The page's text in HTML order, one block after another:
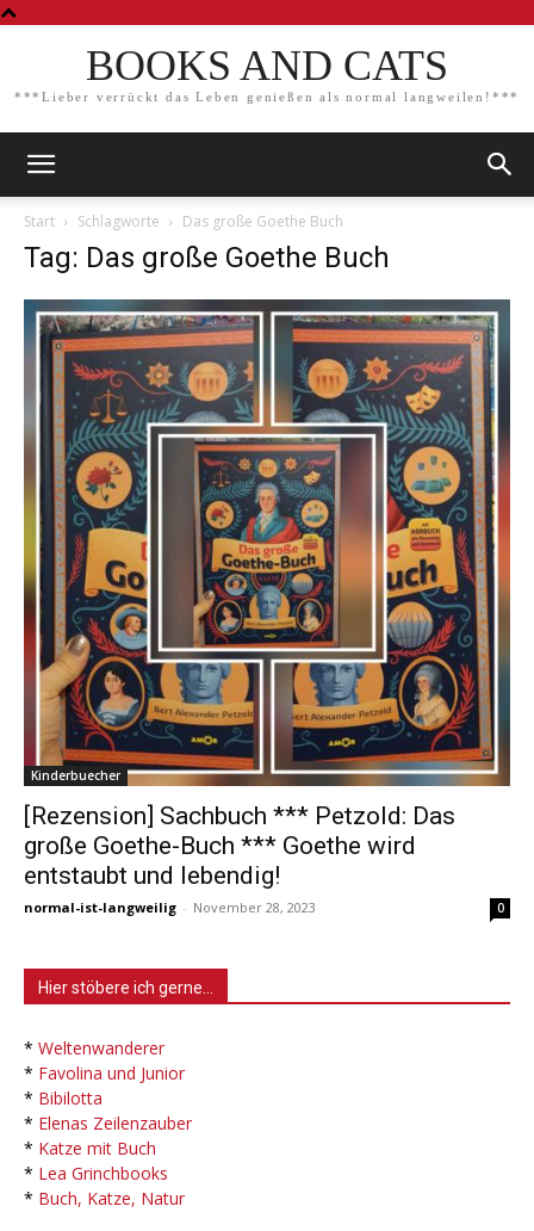
BOOKS AND CATS
***Lieber verrückt das Leben genießen als normal langweilen!***
Start Schlagworte Das große Goethe Buch
Tag: Das große Goethe Buch
Kinderbuecher
[Rezension] Sachbuch *** Petzold: Das
große Goethe-Buch *** Goethe wird
entstaubt und lebendig!
normal-ist-langweilig - November 28, 2023 0
Hier stöbere ich gerne…
* Weltenwanderer
* Favolina und Junior
* Bibilotta
* Elenas Zeilenzauber
* Katze mit Buch
* Lea Grinchbooks
* Buch, Katze, Natur